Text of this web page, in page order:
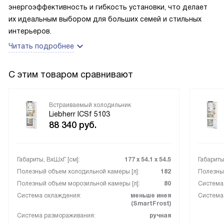
А еще мне очень нравится, что в холодильнике есть зона
свежести EasyFresh. Она позволяет сохранить свежесть
овощей и фруктов на долгое время.
и блокировка дисплея. Это очень важно для меня, так как
Я довольна покупкой и с удовольствием рекомендую этот
холодильник всем своим знакомым.
энергоэффективность и гибкость установки, что делает
их идеальным выбором для больших семей и стильных
интерьеров.
Читать подробнее
С этим товаром сравнивают
Встраиваемый холодильник
Liebherr ICSf 5103
88 340 руб.
Габариты, ВxШxГ [см]:
177 х 54.1 х 54.5
Полезный объем холодильной камеры [л]:
182
Полезный объем морозильной камеры [л]:
80
Система охлаждения:
меньше инея
(SmartFrost)
Система размораживания:
ручная